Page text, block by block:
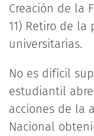
Creación de la
11) Retiro de
universitarias.
No es difícil
estudiantil
acciones de la
Nacional